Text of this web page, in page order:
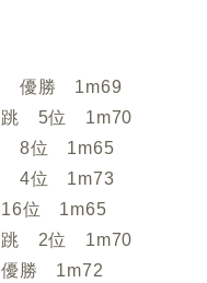
優勝 1m69
跳 5位 1m70
8位 1m65
4位 1m73
位 1m65
跳 2位 1m70
勝 1m72